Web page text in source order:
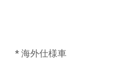
* 海外仕様車